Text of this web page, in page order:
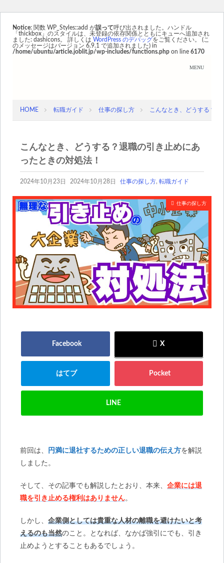
Notice: 関数 WP_Styles::add が誤って呼び出されました。ハンドル
「thickbox」のスタイルは、未登録の依存関係とともにキューへ追加され
ました: dashicons。 詳しくは WordPress のデバッグをご覧ください。 (こ
のメッセージはバージョン 6.9.1 で追加されました) in
/home/ubuntu/article.joblit.jp/wp-includes/functions.php on line 6170
HOME 転職ガイド 仕事の探し方 こんなとき、どうする？
こんなとき、どうする？退職の引き止めにあ
ったときの対処法！
2024年10月23日 2024年10月28日 仕事の探し方, 転職ガイド
仕事の探し方
前回は、 円満に退社するための正しい退職の伝え方を解説
しました。
そして、その記事でも解説したとおり、本来、 企業には退
職を引き止める権利はありません。
しかし、 企業側としては貴重な人材の離職を避けたいと考
えるのも当然のこと。となれば、なかば強引にでも、引き
止めようとすることもあるでしょう。